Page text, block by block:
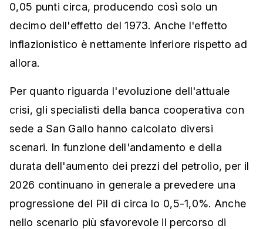
0,05 punti circa, producendo così solo un
decimo dell'effetto del 1973. Anche l'effetto
inflazionistico è nettamente inferiore rispetto ad
allora.
Per quanto riguarda l'evoluzione dell'attuale
crisi, gli specialisti della banca cooperativa con
sede a San Gallo hanno calcolato diversi
scenari. In funzione dell'andamento e della
durata dell'aumento dei prezzi del petrolio, per il
2026 continuano in generale a prevedere una
progressione del Pil di circa lo 0,5-1,0%. Anche
nello scenario più sfavorevole il percorso di